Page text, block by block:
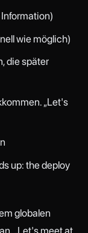
wie möglich)
die später
„Let's
up: the deploy
globalen
„Let's meet at